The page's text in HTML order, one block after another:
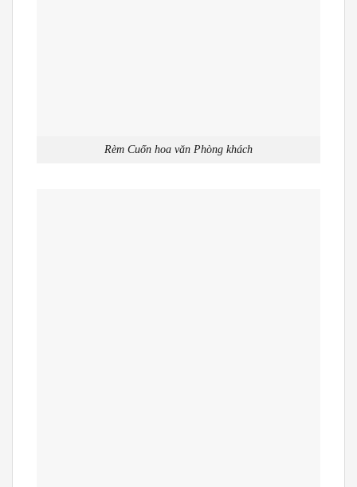
Rèm Cuốn hoa văn Phòng khách